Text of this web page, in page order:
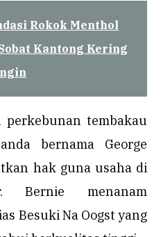
Rokok Menthol
Kantong Kering
perkebunan tembakau
bernama George
hak guna usaha di
Bernie menanam
Besuki Na Oogst yang